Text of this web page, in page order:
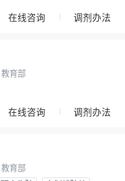
在线咨询 调剂办法
教育部
在线咨询 调剂办法
教育部